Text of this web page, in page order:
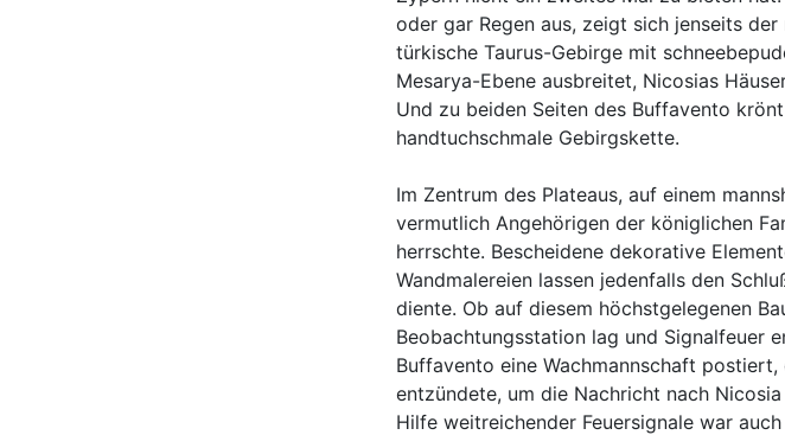
oder gar Regen aus, zeigt sich jenseits
türkische Taurus-Gebirge mit
Mesarya-Ebene ausbreitet, Nicosias
Und zu beiden Seiten des Buffavento
handtuchschmale Gebirgskette.
Im Zentrum des Plateaus, auf einem
vermutlich Angehörigen der königlichen
herrschte. Bescheidene dekorative
Wandmalereien lassen jedenfalls den
diente. Ob auf diesem höchstgelegenen
Beobachtungsstation lag und Signalfeuer
Buffavento eine Wachmannschaft
entzündete, um die Nachricht nach
Hilfe weitreichender Feuersignale war